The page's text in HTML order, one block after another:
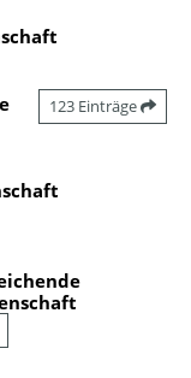
123 Einträge